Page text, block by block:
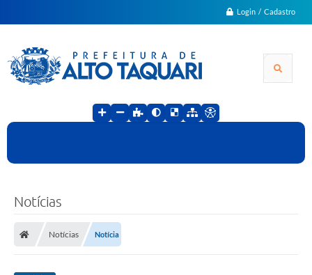
Login / Cadastro
Notícias
Notícias Notícia